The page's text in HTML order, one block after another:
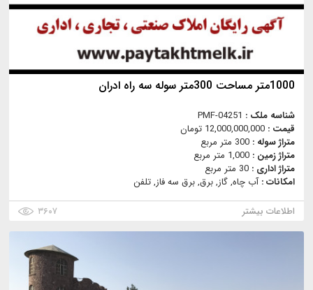
1000متر مساحت 300متر سوله سه راه ادران
شناسه ملک : PMF-04251
قیمت : 12,000,000,000 تومان
متراژ سوله : 300 متر مربع
متراژ زمین : 1,000 متر مربع
متراژ اداری : 30 متر مربع
امکانات :آب چاه, گاز, برق, برق سه فاز, تلفن
اطلاعات بیشتر
۳۶۰۷